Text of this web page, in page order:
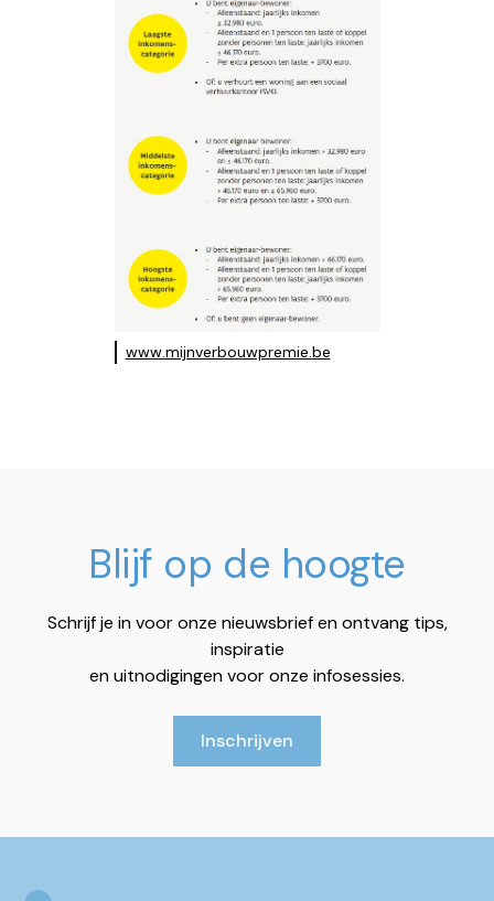
www.mijnverbouwpremie.be
Blijf op de hoogte
Schrijf je in voor onze nieuwsbrief en ontvang tips,
inspiratie
en uitnodigingen voor onze infosessies.
Inschrijven